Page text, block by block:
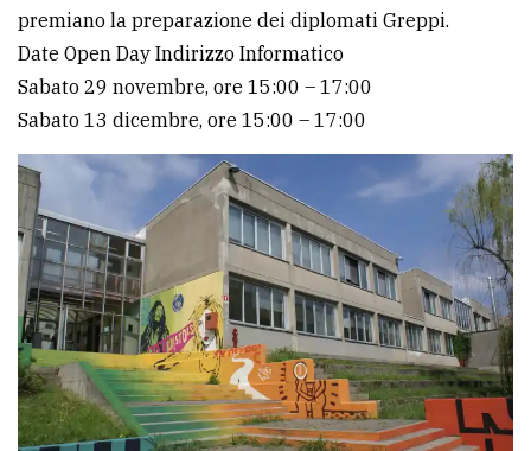
premiano la preparazione dei diplomati Greppi.
Date Open Day Indirizzo Informatico
Sabato 29 novembre, ore 15:00 – 17:00
Sabato 13 dicembre, ore 15:00 – 17:00